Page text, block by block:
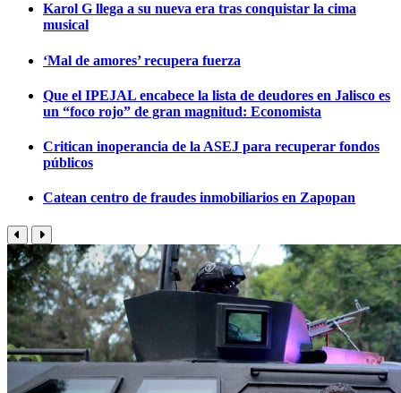
Karol G llega a su nueva era tras conquistar la cima
musical
‘Mal de amores’ recupera fuerza
Que el IPEJAL encabece la lista de deudores en Jalisco es
un “foco rojo” de gran magnitud: Economista
Critican inoperancia de la ASEJ para recuperar fondos
públicos
Catean centro de fraudes inmobiliarios en Zapopan